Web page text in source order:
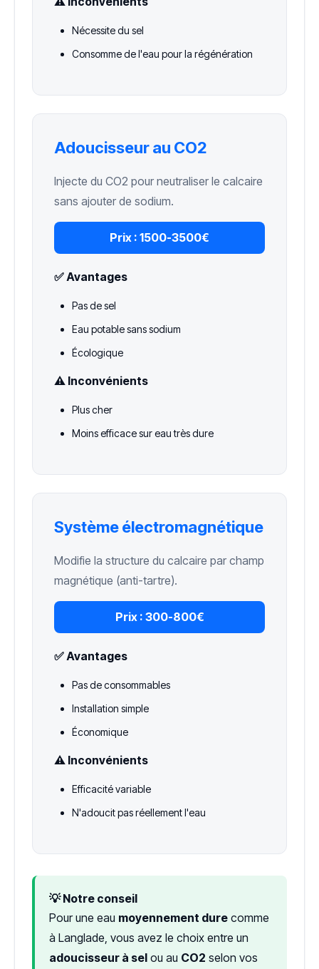
Nécessite du sel
Consomme de l'eau pour la régénération
Adoucisseur au CO2
Injecte du CO2 pour neutraliser le calcaire
sans ajouter de sodium.
Prix : 1500-3500€
✅ Avantages
Pas de sel
Eau potable sans sodium
Écologique
⚠️ Inconvénients
Plus cher
Moins efficace sur eau très dure
Système électromagnétique
Modifie la structure du calcaire par champ
magnétique (anti-tartre).
Prix : 300-800€
✅ Avantages
Pas de consommables
Installation simple
Économique
⚠️ Inconvénients
Efficacité variable
N'adoucit pas réellement l'eau
💡 Notre conseil
Pour une eau moyennement dure comme
à Langlade, vous avez le choix entre un
adoucisseur à sel ou au CO2 selon vos